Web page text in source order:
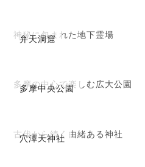
弁天洞窟
神秘に包まれた地下霊場
多摩中央公園
多摩の中心で楽しむ広大公園
穴澤天神社
古代から続く由緒ある神社